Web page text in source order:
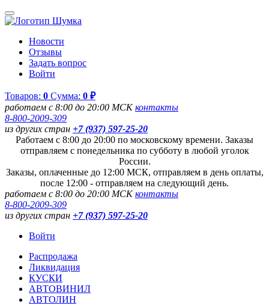
Новости
Отзывы
Задать вопрос
Войти
Товаров: 0 Сумма: 0 ₽
работаем с 8:00 до 20:00 МСКконтакты
8-800-2009-309
из других стран +7 (937) 597-25-20
Работаем с 8:00 до 20:00 по московскому времени. Заказы
отправляем с понедельника по субботу в любой уголок
России.
Заказы, оплаченные до 12:00 МСК, отправляем в день оплаты,
после 12:00 - отправляем на следующий день.
работаем с 8:00 до 20:00 МСКконтакты
8-800-2009-309
из других стран +7 (937) 597-25-20
Войти
Распродажа
Ликвидация
КУСКИ
АВТОВИНИЛ
АВТОЛИН